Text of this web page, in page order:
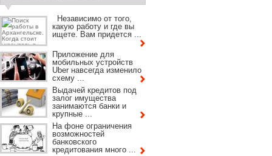
Независимо от того,
какую работу и где вы
ищете. Вам придется ...
Приложение для
мобильных устройств
Uber навсегда изменило
схему ...
Выдачей кредитов под
залог имущества
занимаются банки и
крупные ...
На фоне ограничения
возможностей
банковского
кредитования много ...